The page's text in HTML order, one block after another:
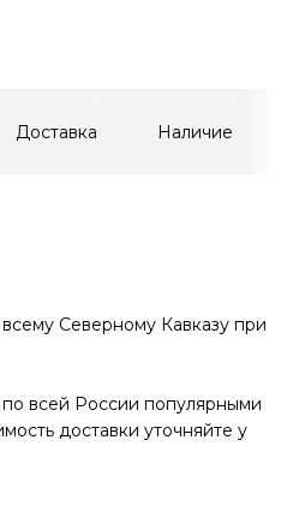
Доставка Наличие
Северному Кавказу при
всей России популярными
доставки уточняйте у